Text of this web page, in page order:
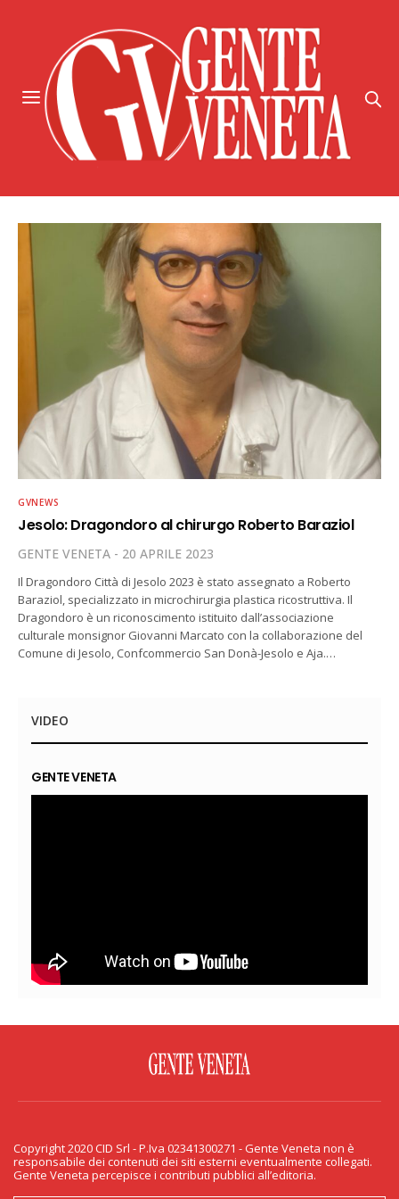
GVNEWS
Jesolo: Dragondoro al chirurgo Roberto Baraziol
GENTE VENETA 20 APRILE 2023
Il Dragondoro Città di Jesolo 2023 è stato assegnato a Roberto
Baraziol, specializzato in microchirurgia plastica ricostruttiva. Il
Dragondoro è un riconoscimento istituito dall’associazione
culturale monsignor Giovanni Marcato con la collaborazione del
Comune di Jesolo, Confcommercio San Donà-Jesolo e Aja.…
VIDEO
GENTE VENETA
PRIVACY & COOKIE
Copyright 2020 CID Srl - P.Iva 02341300271 - Gente Veneta non è responsabile
dei contenuti dei siti esterni eventualmente collegati. Gente Veneta percepisce
Copyright 2020 CID Srl - P.Iva 02341300271 - Gente Veneta non è
responsabile dei contenuti dei siti esterni eventualmente collegati.
Gente Veneta percepisce i contributi pubblici all’editoria.